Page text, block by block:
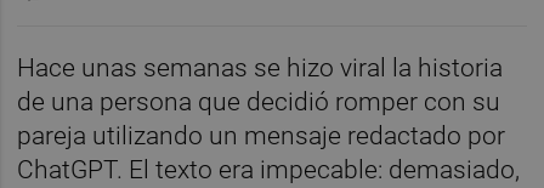
Hace unas semanas se hizo viral la historia
de una persona que decidió romper con su
pareja utilizando un mensaje redactado por
ChatGPT. El texto era impecable: demasiado,